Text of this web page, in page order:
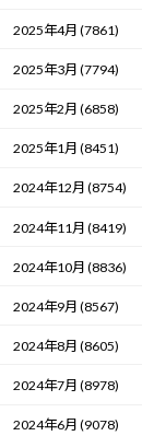
2025年4月 (7861)
2025年3月 (7794)
2025年2月 (6858)
2025年1月 (8451)
2024年12月 (8754)
2024年11月 (8419)
2024年10月 (8836)
2024年9月 (8567)
2024年8月 (8605)
2024年7月 (8978)
2024年6月 (9078)